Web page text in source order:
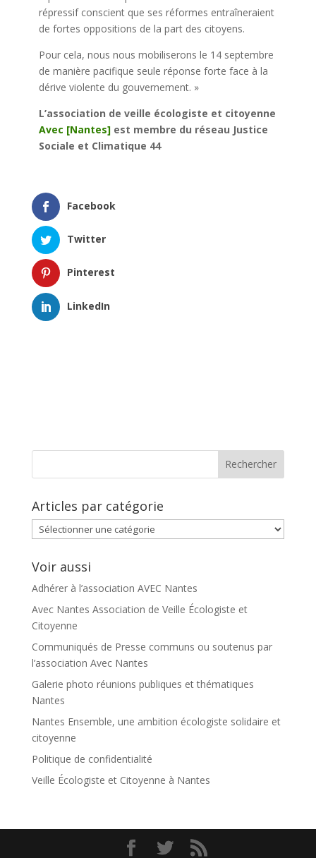
répressif conscient que ses réformes entraîneraient
de fortes oppositions de la part des citoyens.
Pour cela, nous nous mobiliserons le 14 septembre
de manière pacifique seule réponse forte face à la
dérive violente du gouvernement. »
L’association de veille écologiste et citoyenne
Avec [Nantes]est membre du réseau Justice
Sociale et Climatique 44
Facebook
Twitter
Pinterest
LinkedIn
Articles par catégorie
Articles
par
Voir aussi
Adhérer à l’association AVEC Nantes
Avec Nantes Association de Veille Écologiste et
Citoyenne
Communiqués de Presse communs ou soutenus par
l’association Avec Nantes
Galerie photo réunions publiques et thématiques
Nantes
Nantes Ensemble, une ambition écologiste solidaire et
citoyenne
Politique de confidentialité
Veille Écologiste et Citoyenne à Nantes